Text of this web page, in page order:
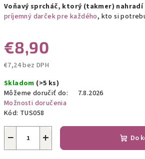
Voňavý sprcháč, ktorý (takmer) nahradí
príjemný darček pre každého, kto si
€8,90
€7,24 bez DPH
cena:
Skladom (>5 ks)
Môžeme doručiť do:
7.8.2026
Možnosti doručenia
Kód: TUS058
+
− Do